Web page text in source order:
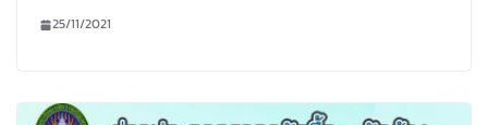
25/11/2021